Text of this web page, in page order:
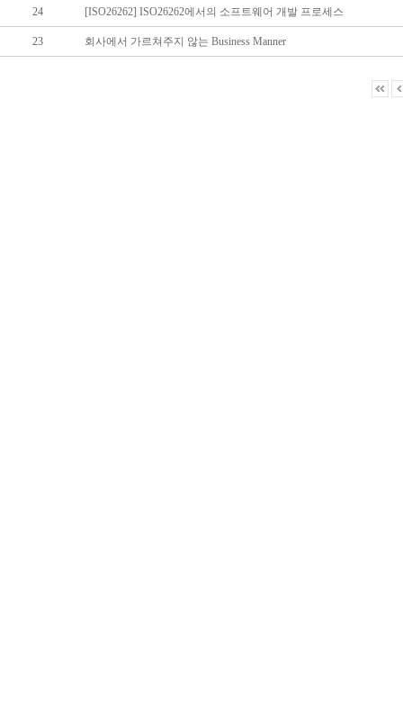
24 [ISO26262] ISO26262에서의 소프트웨어 개발 프로세스
23 회사에서 가르쳐주지 않는 Business Manner